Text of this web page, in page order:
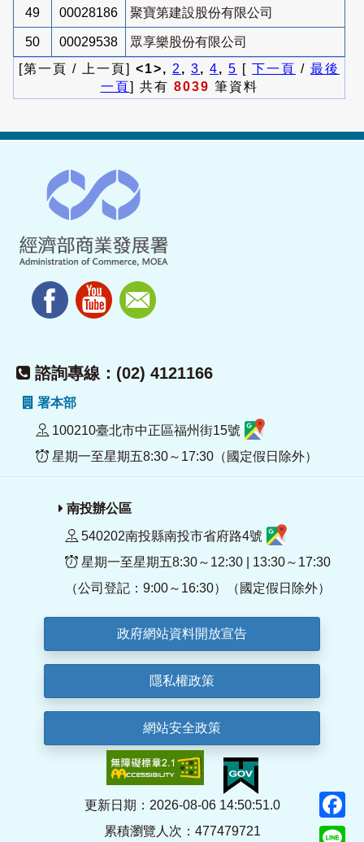
49 00028186 聚寶第建設股份有限公司
50 00029538
眾享樂股份有限公司
[第一頁 / 上一頁] <1>, 2 , 3, 4, 5 [ 下一頁 / 最後
一頁] 共有 8039 筆資料
諮詢專線：(02) 4121166
署本部
100210臺北市中正區福州街15號
星期一至星期五8:30～17:30（國定假日除外）
南投辦公區
540202南投縣南投市省府路4號
星期一至星期五8:30～12:30 | 13:30～17:30
（公司登記：9:00～16:30）（國定假日除外）
政府網站資料開放宣告
隱私權政策
網站安全政策
更新日期：2026-08-06 14:50:51.0
累積瀏覽人次：477479721